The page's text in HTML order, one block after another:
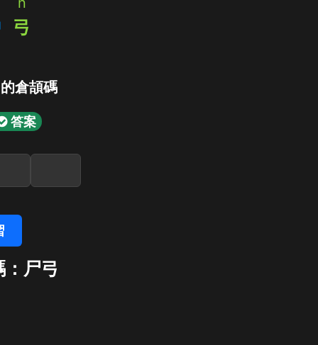
弓
倉頡碼
答案
尸弓